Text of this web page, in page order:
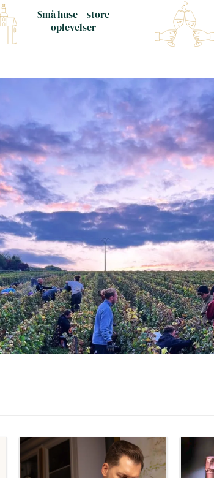
Små huse – store
oplevelser